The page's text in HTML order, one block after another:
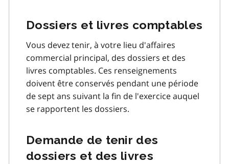
Dossiers et livres comptables
Vous devez tenir, à votre lieu d'affaires
commercial principal, des dossiers et des
livres comptables. Ces renseignements
doivent être conservés pendant une période
de sept ans suivant la fin de l'exercice auquel
se rapportent les dossiers.
Demande de tenir des
dossiers et des livres